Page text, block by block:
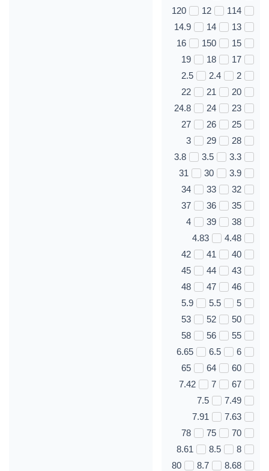
114
12
120
13
14
14.9
15
150
16
17
18
19
2
2.4
2.5
20
21
22
23
24
24.8
25
26
27
28
29
3
3.3
3.5
3.8
3.9
30
31
32
33
34
35
36
37
38
39
4
4.48
4.83
40
41
42
43
44
45
46
47
48
5
5.5
5.9
50
52
53
55
56
58
6
6.5
6.65
60
64
65
67
7
7.42
7.49
7.5
7.63
7.91
70
75
78
8
8.5
8.61
8.68
8.7
80